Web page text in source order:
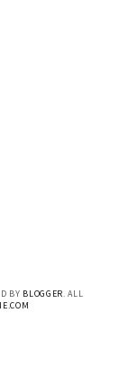
BY BLOGGER. ALL